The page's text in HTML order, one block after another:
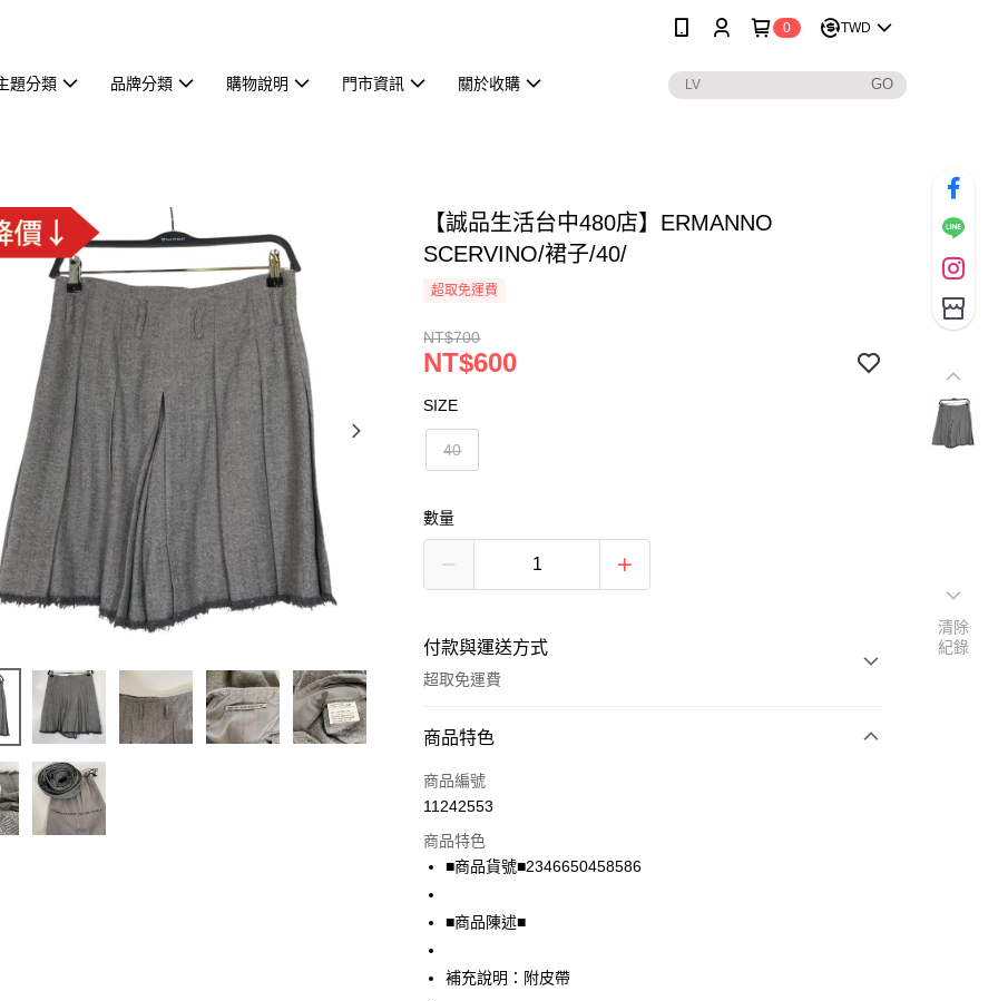
0 TWD
題分類 品牌分類 購物說明 門市資訊 關於收購
【誠品生活台中480店】ERMANNO
SCERVINO/裙子/40/
超取免運費
NT$700
NT$600
SIZE
40
數量
付款與運送方式
超取免運費
付款方式
信用卡一次付款
LINE Pay
Apple Pay
悠遊付
商品特色
商品編號
11242553
商品特色
■商品貨號■2346650458586
■商品陳述■
補充說明：附皮帶
清除
紀錄